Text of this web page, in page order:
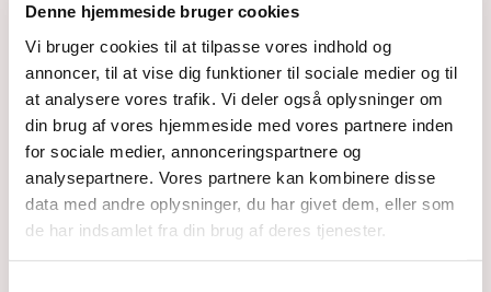
Denne hjemmeside bruger cookies
Vi bruger cookies til at tilpasse vores indhold og
annoncer, til at vise dig funktioner til sociale medier og til
at analysere vores trafik. Vi deler også oplysninger om
din brug af vores hjemmeside med vores partnere inden
for sociale medier, annonceringspartnere og
analysepartnere. Vores partnere kan kombinere disse
data med andre oplysninger, du har givet dem, eller som
de har indsamlet fra din brug af deres tjenester.